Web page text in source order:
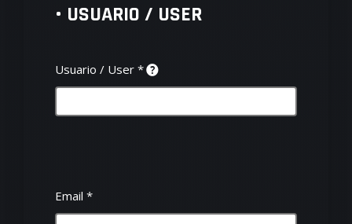
• USUARIO / USER
Usuario / User *
Email *